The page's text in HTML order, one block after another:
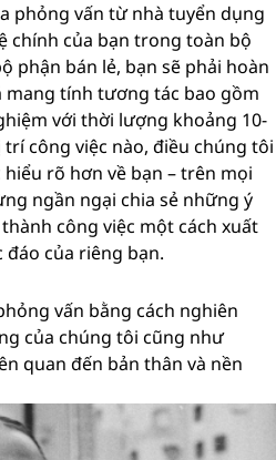
phỏng vấn từ nhà tuyển dụng
chính của bạn trong toàn bộ
phận bán lẻ, bạn sẽ phải hoàn
tính tương tác bao gồm
với thời lượng khoảng 10-
công việc nào, điều chúng tôi
rõ hơn về bạn – trên mọi
ngần ngại chia sẻ những ý
công việc một cách xuất
của riêng bạn.
vấn bằng cách nghiên
của chúng tôi cũng như
quan đến bản thân và nền